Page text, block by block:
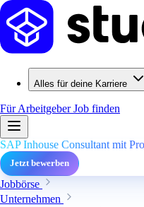
Alles für deine Karriere
Für ArbeitgeberJob finden
SAP Inhouse Consultant mit
Jetzt bewerben
Jobbörse
Unternehmen